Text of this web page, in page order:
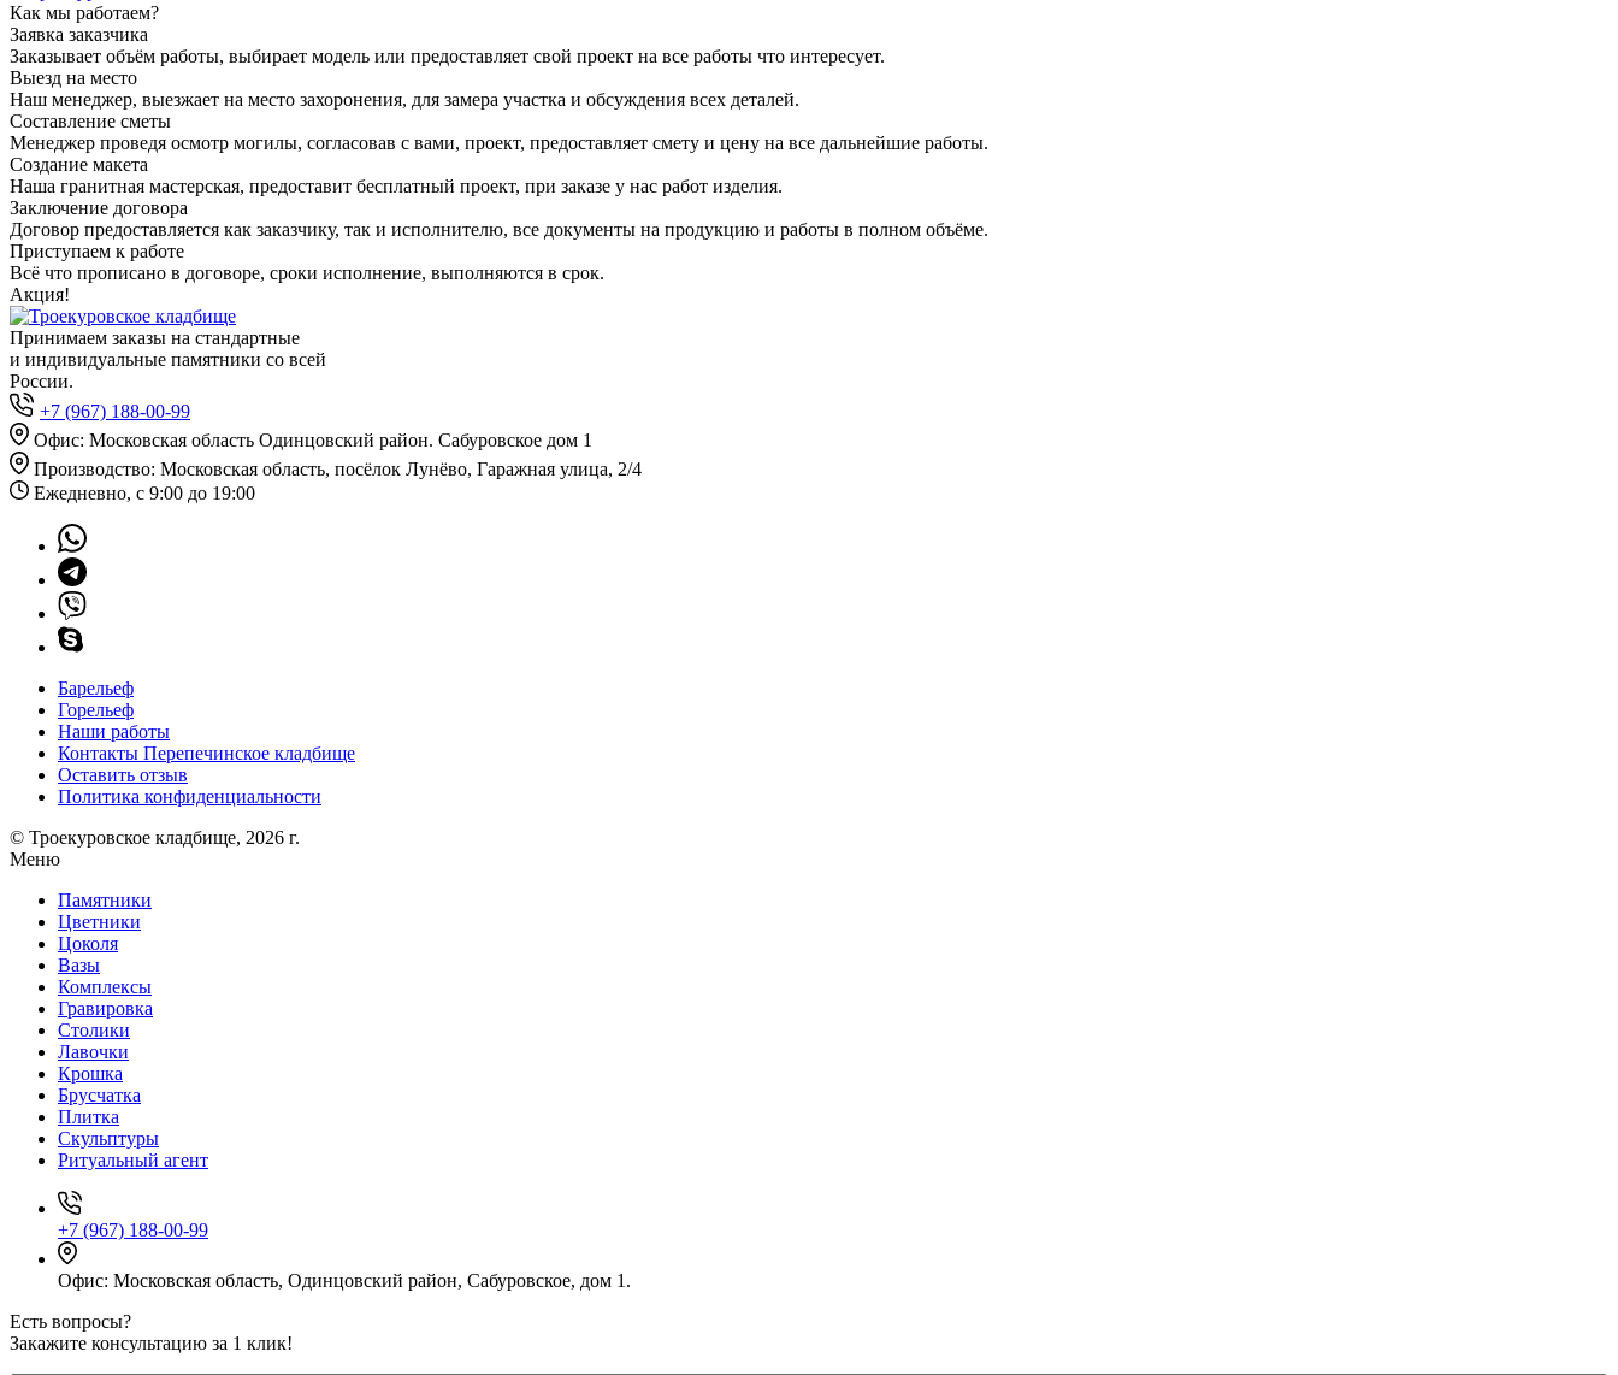
Как мы работаем?
Заявка заказчика
Заказывает объём работы, выбирает модель или предоставляет свой проект на все работы что интересует.
Выезд на место
Наш менеджер, выезжает на место захоронения, для замера участка и обсуждения всех деталей.
Составление сметы
Менеджер проведя осмотр могилы, согласовав с вами, проект, предоставляет смету и цену на все дальнейшие работы.
Создание макета
Наша гранитная мастерская, предоставит бесплатный проект, при заказе у нас работ изделия.
Заключение договора
Договор предоставляется как заказчику, так и исполнителю, все документы на продукцию и работы в полном объёме.
Приступаем к работе
Всё что прописано в договоре, сроки исполнение, выполняются в срок.
Акция!
Принимаем заказы на стандартные
и индивидуальные памятники со всей
России.
+7 (967) 188-00-99
Офис: Московская область Одинцовский район. Сабуровское дом 1
Производство: Московская область, посёлок Лунёво, Гаражная улица, 2/4
Ежедневно, с 9:00 до 19:00
Барельеф
Горельеф
Наши работы
Контакты Перепечинское кладбище
Оставить отзыв
Политика конфиденциальности
© Троекуровское кладбище, 2026 г.
Меню
Памятники
Цветники
Цоколя
Вазы
Комплексы
Гравировка
Столики
Лавочки
Крошка
Брусчатка
Плитка
Скульптуры
Ритуальный агент
+7 (967) 188-00-99
Офис: Московская область, Одинцовский район, Сабуровское, дом 1.
Есть вопросы?
Закажите консультацию за 1 клик!